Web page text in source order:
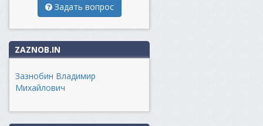
Задать вопрос
ZAZNOB.IN
Зазнобин Владимир
Михайлович